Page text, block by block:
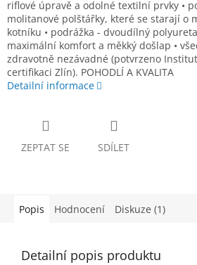
riflové úpravě a odolné textilní prvky •
molitanové polštářky, které se starají o
kotníku • podrážka - dvoudílný
maximální komfort a měkký došlap •
zdravotně nezávadné (potvrzeno
certifikaci Zlín). POHODLÍ A KVALITA
Detailní informace
ZEPTAT SE SDÍLET
Popis Hodnocení Diskuze (1)
Detailní popis produktu